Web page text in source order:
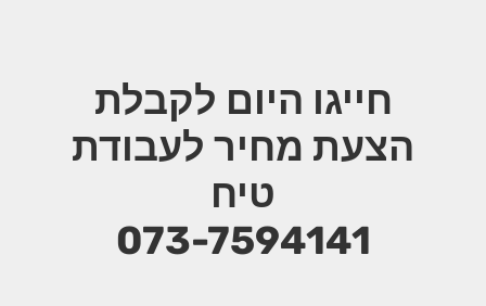
חייגו היום לקבלת
הצעת מחיר לעבודת
טיח
073-7594141